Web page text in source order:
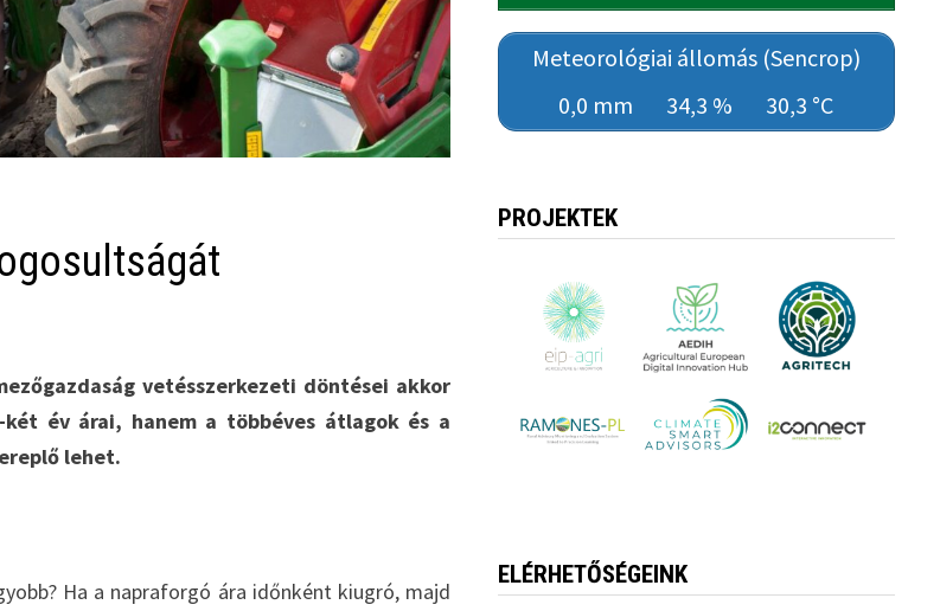
vetésszerkezeti döntései akkor
év árai, hanem a többéves átlagok és a
lehet.
Ha a napraforgó ára időnként kiugró, majd
Meteorológiai állomás (Sencrop)
0,0 mm
34,3 % 30,3 °C
PROJEKTEK
ELÉRHETŐSÉGEINK